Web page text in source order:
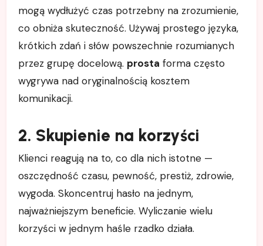
mogą wydłużyć czas potrzebny na zrozumienie,
co obniża skuteczność. Używaj prostego języka,
krótkich zdań i słów powszechnie rozumianych
przez grupę docelową. prosta forma często
wygrywa nad oryginalnością kosztem
komunikacji.
2. Skupienie na korzyści
Klienci reagują na to, co dla nich istotne —
oszczędność czasu, pewność, prestiż, zdrowie,
wygoda. Skoncentruj hasło na jednym,
najważniejszym beneficie. Wyliczanie wielu
korzyści w jednym haśle rzadko działa.